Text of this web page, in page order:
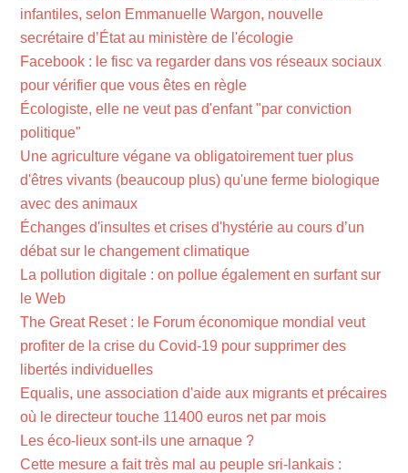
infantiles, selon Emmanuelle Wargon, nouvelle
secrétaire d’État au ministère de l'écologie
Facebook : le fisc va regarder dans vos réseaux sociaux
pour vérifier que vous êtes en règle
Écologiste, elle ne veut pas d'enfant "par conviction
politique"
Une agriculture végane va obligatoirement tuer plus
d'êtres vivants (beaucoup plus) qu'une ferme biologique
avec des animaux
Échanges d'insultes et crises d'hystérie au cours d’un
débat sur le changement climatique
La pollution digitale : on pollue également en surfant sur
le Web
The Great Reset : le Forum économique mondial veut
profiter de la crise du Covid-19 pour supprimer des
libertés individuelles
Equalis, une association d'aide aux migrants et précaires
où le directeur touche 11400 euros net par mois
Les éco-lieux sont-ils une arnaque ?
Cette mesure a fait très mal au peuple sri-lankais :